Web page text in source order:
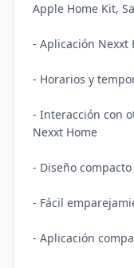
Apple Home Kit,
- Aplicación Nexxt
- Horarios y
- Interacción con
Nexxt Home
- Diseño compacto
- Fácil
- Aplicación